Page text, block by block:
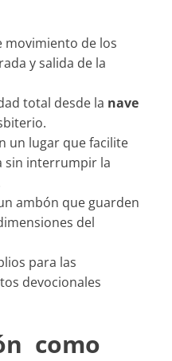
movimiento de los
y salida de la
total desde la nave
un lugar que facilite
sin interrumpir la
ambón que guarden
del
para las
devocionales
como